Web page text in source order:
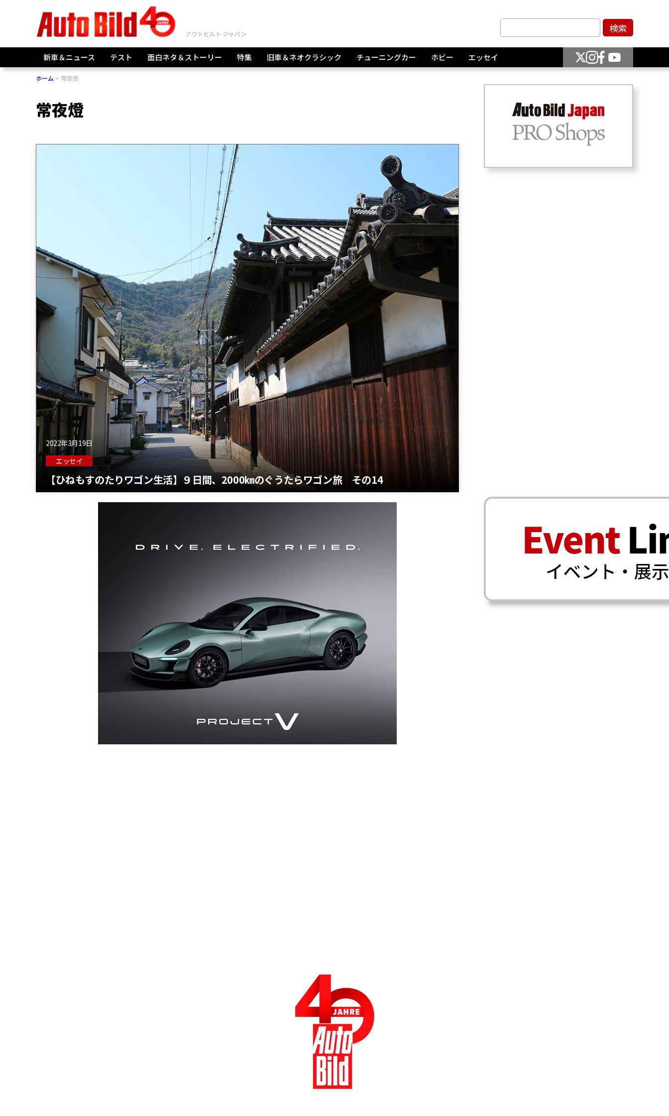
新車＆ニュース テスト 面白ネタ＆ストーリー 特集 旧車＆ネオクラシック チューニングカー ホビー エッセイ
ホーム 常夜燈
常夜燈
2022年3月19日
エッセイ
【ひねもすのたりワゴン生活】９日間、2000㎞のぐうたらワゴン旅 その14